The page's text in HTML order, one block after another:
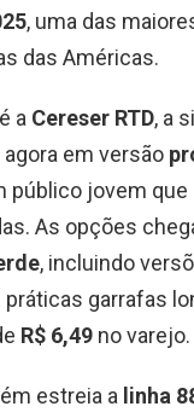
, uma das
das Américas.
a Cereser RTD, a
em versão
público jovem que
As opções
, incluindo
práticas garrafas
R$ 6,49 no varejo.
estreia a linha